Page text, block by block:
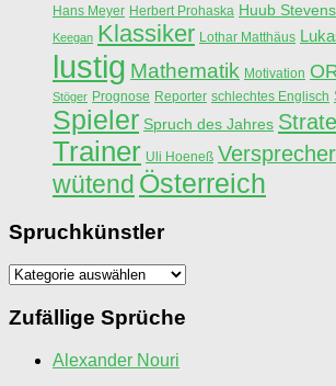
Hans Meyer Herbert Prohaska Huub Stevens
Keegan Klassiker Lothar Matthäus
lustig Mathematik Motivation
Stöger Prognose Reporter schlechtes Englisch
Spieler Spruch des Jahres
Trainer Uli Hoeneß Versprecher
wütend Österreich
Spruchkünstler
Spruchkünstler
Zufällige Sprüche
Alexander Nouri